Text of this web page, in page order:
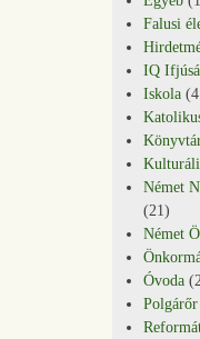
Falusi
IQ
Iskola
Német
(21)
Német
Óvoda
Polgárőr